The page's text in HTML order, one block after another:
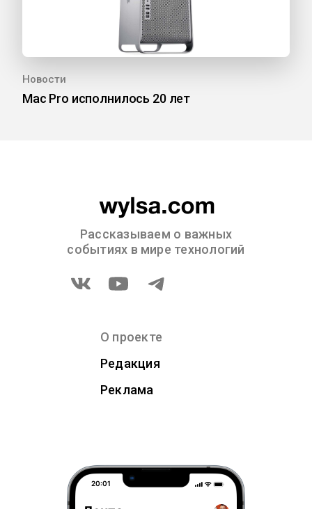
Новости
Mac Pro исполнилось 20 лет
Рассказываем о важных
событиях в мире технологий
О проекте
Редакция
Реклама
20:01